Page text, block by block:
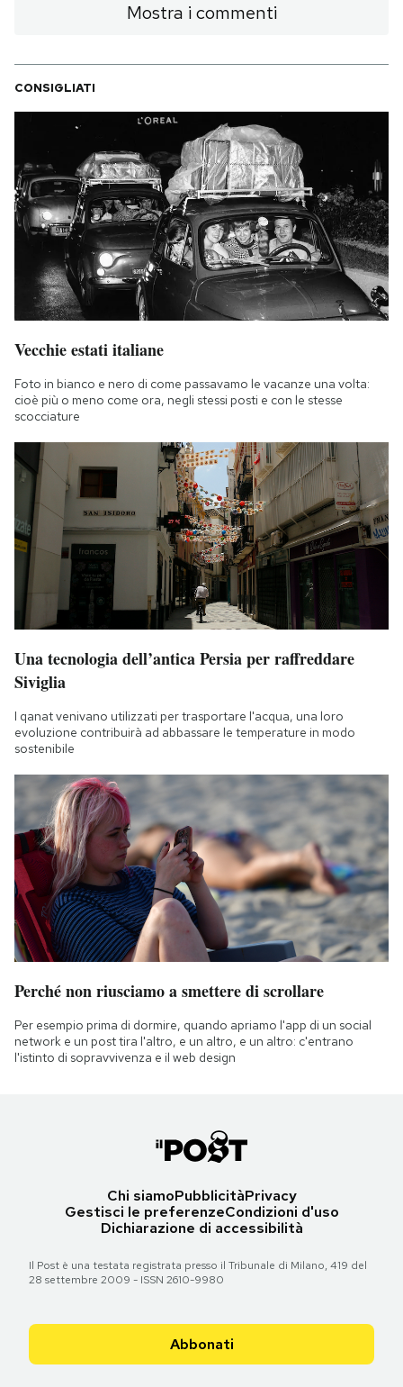
Mostra i commenti
CONSIGLIATI
Vecchie estati italiane
Foto in bianco e nero di come passavamo le vacanze una volta:
cioè più o meno come ora, negli stessi posti e con le stesse
scocciature
Una tecnologia dell’antica Persia per raffreddare
Siviglia
I qanat venivano utilizzati per trasportare l'acqua, una loro
evoluzione contribuirà ad abbassare le temperature in modo
sostenibile
Perché non riusciamo a smettere di scrollare
Per esempio prima di dormire, quando apriamo l'app di un social
network e un post tira l'altro, e un altro, e un altro: c'entrano
l'istinto di sopravvivenza e il web design
Chi siamoPubblicitàPrivacy
Gestisci le preferenzeCondizioni d'uso
Dichiarazione di accessibilità
Il Post è una testata registrata presso il Tribunale di Milano, 419 del
28 settembre 2009 - ISSN 2610-9980
Abbonati